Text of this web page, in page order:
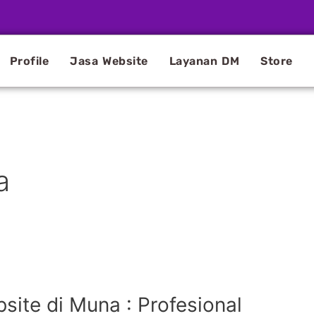
Profile Jasa Website Layanan DM Store
di Muna : Profesional